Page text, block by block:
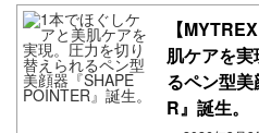
【
肌ケアを
るペン型
R』誕生。